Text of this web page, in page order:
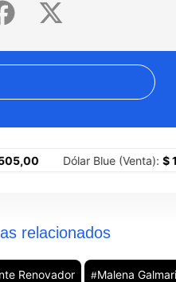
perdió también la reforma
Dólar Blue (Venta):$
relacionados
Renovador #Malena